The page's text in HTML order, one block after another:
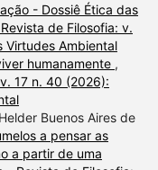
- Dossiê Ética das
de Filosofia: v.
Virtudes Ambiental
humanamente ,
17 n. 40 (2026):
Buenos Aires de
a pensar as
a partir de uma